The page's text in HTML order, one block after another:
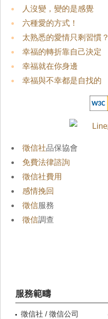
人沒變，變的是感覺
六種愛的方式！
太熟悉的愛情只剩習慣？
幸福的轉折靠自己決定
幸福就在你身邊
幸福與不幸都是自找的
徵信社品保協會
免費法律諮詢
徵信社費用
感情挽回
徵信服務
徵信調查
服務範疇
徵信社 / 徵信公司